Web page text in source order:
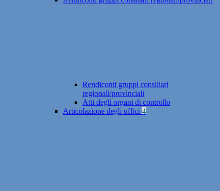
Rendiconti gruppi consiliari
regionali/provinciali
Atti degli organi di controllo
Articolazione degli uffici 4